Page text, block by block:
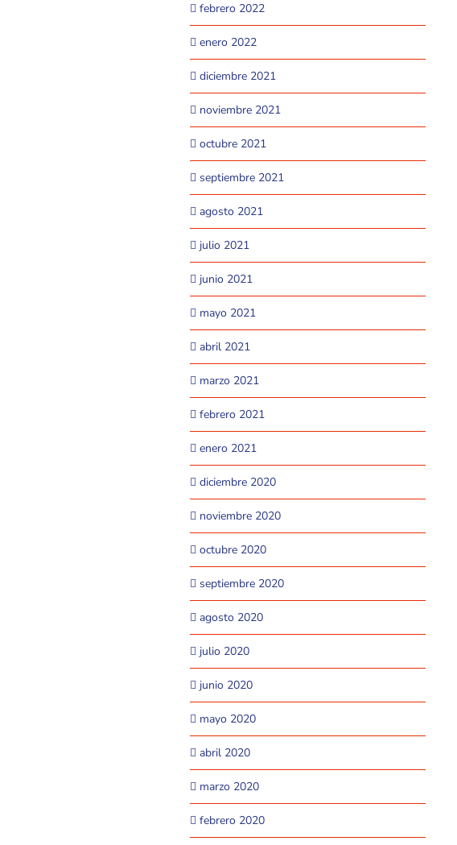
febrero 2022
enero 2022
diciembre 2021
noviembre 2021
octubre 2021
septiembre 2021
agosto 2021
julio 2021
junio 2021
mayo 2021
abril 2021
marzo 2021
febrero 2021
enero 2021
diciembre 2020
noviembre 2020
octubre 2020
septiembre 2020
agosto 2020
julio 2020
junio 2020
mayo 2020
abril 2020
marzo 2020
febrero 2020